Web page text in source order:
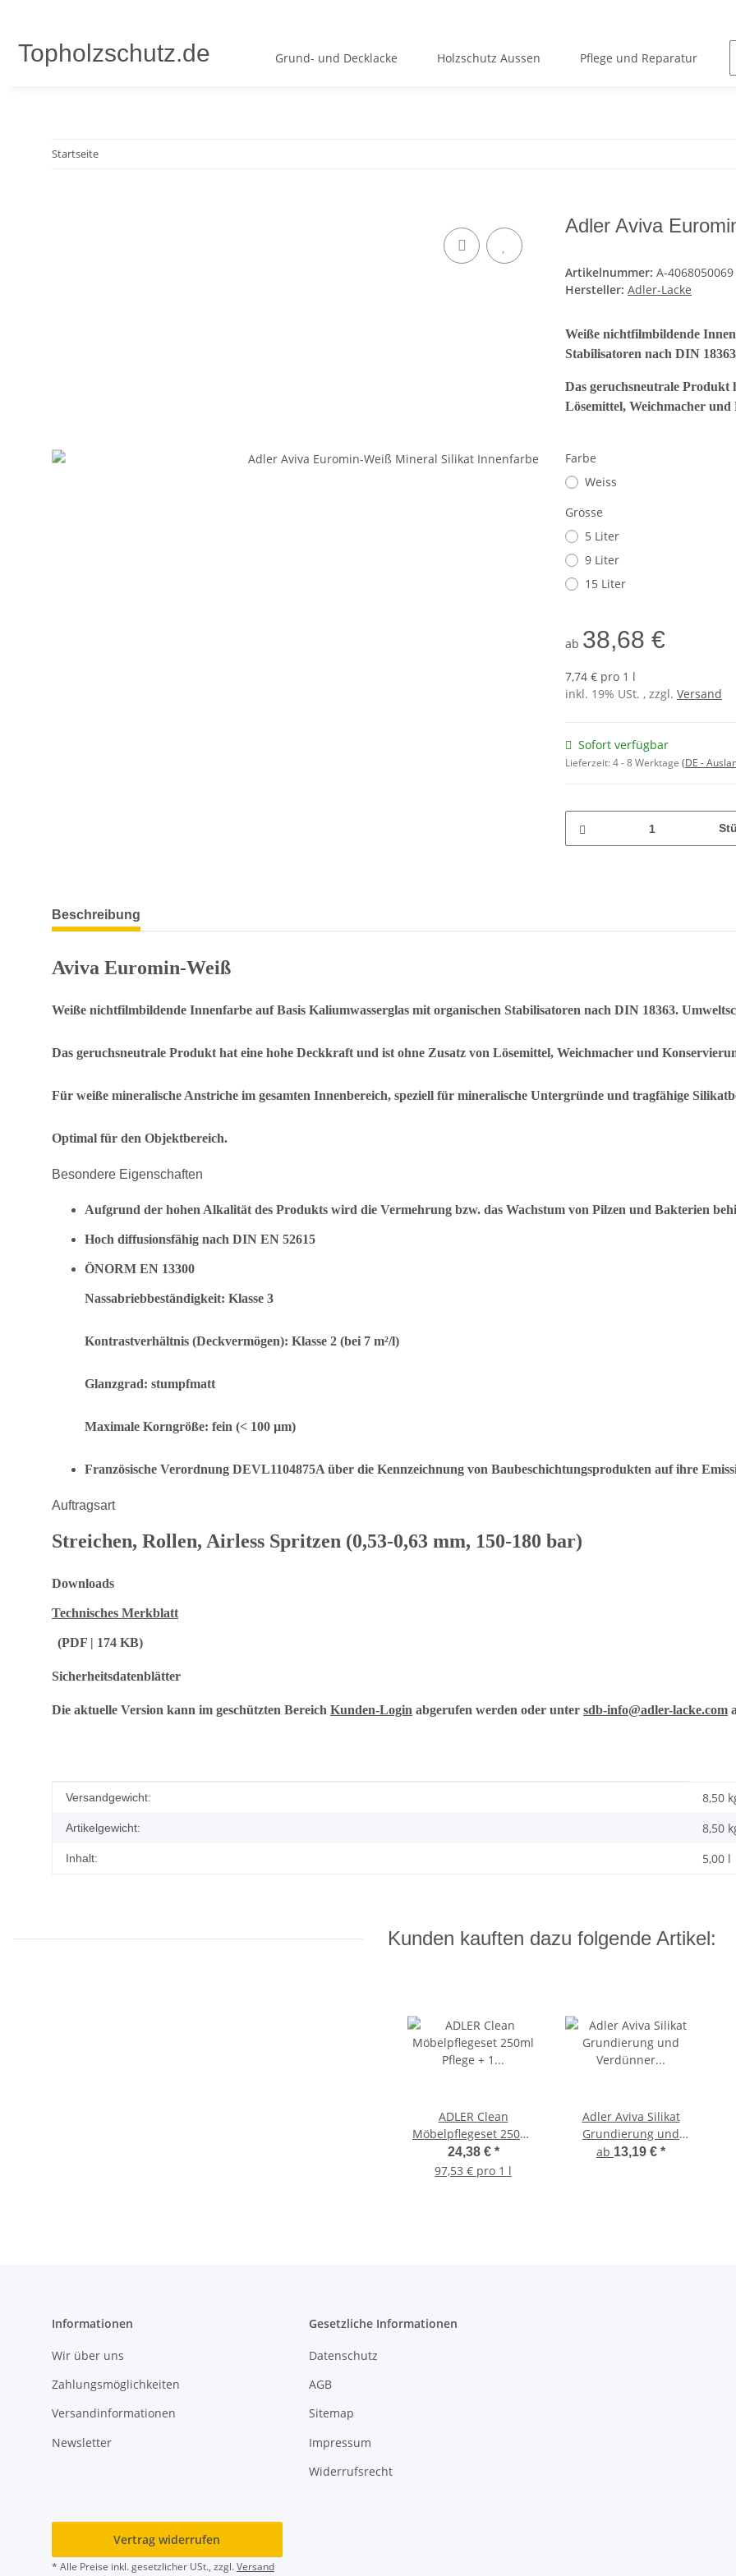
Topholzschutz.de Grund- und Decklacke Holzschutz Aussen Pflege und Reparatur
Startseite
Adler Aviva
Artikelnummer: A-4068050069
Hersteller: Adler-Lacke
Weiße nichtfilmbildende
Stabilisatoren nach DIN
Das geruchsneutrale Produkt
Lösemittel, Weichmacher
Farbe
Weiss
Grösse
5 Liter
9 Liter
15 Liter
ab 38,68 €
7,74 € pro 1 l
inkl. 19% USt. , zzgl. Versand
Sofort verfügbar
Lieferzeit:4 - 8 Werktage (DE -
weitere Registerkarten anzeigen
Beschreibung
Aviva Euromin-Weiß
Weiße nichtfilmbildende Innenfarbe auf Basis Kaliumwasserglas mit organischen Stabilisatoren nach DIN 18363.
Das geruchsneutrale Produkt hat eine hohe Deckkraft und ist ohne Zusatz von Lösemittel, Weichmacher und
Für weiße mineralische Anstriche im gesamten Innenbereich, speziell für mineralische Untergründe und tragfähige
Optimal für den Objektbereich.
Besondere Eigenschaften
Aufgrund der hohen Alkalität des Produkts wird die Vermehrung bzw. das Wachstum von Pilzen und Bakterien
Hoch diffusionsfähig nach DIN EN 52615
ÖNORM EN 13300
Nassabriebbeständigkeit: Klasse 3
Kontrastverhältnis (Deckvermögen): Klasse 2 (bei 7 m²/l)
Glanzgrad: stumpfmatt
Maximale Korngröße: fein (< 100 µm)
Französische Verordnung DEVL1104875A über die Kennzeichnung von Baubeschichtungsprodukten auf ihre
Auftragsart
Streichen, Rollen, Airless Spritzen (0,53-0,63 mm, 150-180 bar)
Downloads
Technisches Merkblatt
(PDF | 174 KB)
Sicherheitsdatenblätter
Die aktuelle Version kann im geschützten Bereich Kunden-Login abgerufen werden oder unter sdb-info@adler-lacke.com
Produkteigenschaft
Wert
Versandgewicht: 8,50
Artikelgewicht: 8,50
Inhalt: 5,00 l
Kunden kauften dazu folgende Artikel:
ADLER Clean
Möbelpflegeset 250ml
Pflege + 1 Sprühkopf +
1 Tuch
24,38 € *
97,53 € pro 1 l
Adler Aviva Silikat
Grundierung und
Verdünner für
ab 13,19 € *
Informationen
Wir über uns
Zahlungsmöglichkeiten
Versandinformationen
Newsletter
Gesetzliche Informationen
Datenschutz
AGB
Sitemap
Impressum
Widerrufsrecht
Vertrag widerrufen
* Alle Preise inkl. gesetzlicher USt., zzgl.Versand